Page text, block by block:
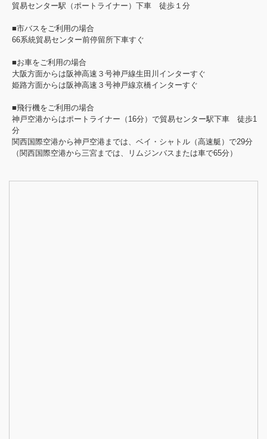
貿易センター駅（ポートライナー）下車 徒歩１分
■市バスをご利用の場合
66系統貿易センター前停留所下車すぐ
■お車をご利用の場合
大阪方面からは阪神高速３号神戸線生田川インターすぐ
姫路方面からは阪神高速３号神戸線京橋インターすぐ
■飛行機をご利用の場合
神戸空港からはポートライナー（16分）で貿易センター駅下車 徒歩1
分
関西国際空港から神戸空港までは、ベイ・シャトル（高速艇）で29分
（関西国際空港から三宮までは、リムジンバスまたは車で65分）